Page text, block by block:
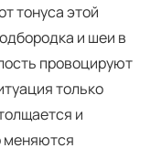
тонуса этой
и шеи в
провоцируют
только
и
меняются